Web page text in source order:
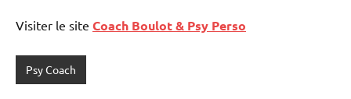
Visiter le site Coach Boulot & Psy Perso
Psy Coach